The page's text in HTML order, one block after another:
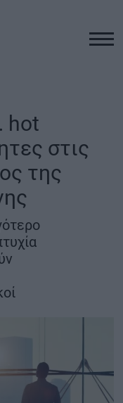
hot
στις
της